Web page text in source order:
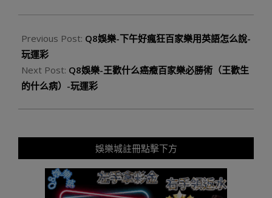
Previous Post: Q8娛樂-下午好瘋狂百家樂用英語怎么說-
玩運彩
Next Post: Q8娛樂-王歡什么癌癥百家樂必勝術（王歡生
的什么病）-玩運彩
娛樂城註冊點擊下方